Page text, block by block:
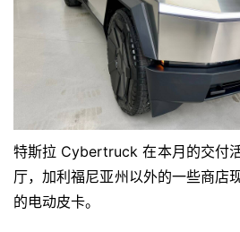
特斯拉 Cybertruck 在本月的交付
厅，加利福尼亚州以外的一些商店
的电动皮卡。